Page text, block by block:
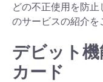
どの不正使用を防
のサービスの紹介を
デビット
カード